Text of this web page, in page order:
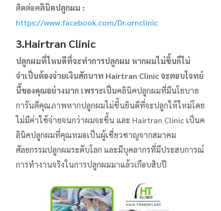
ติดต่อคลินิคปลูกผม :
https://www.facebook.com/Dr.ornclinic
3.Hairtran Clinic
ปลูกผมที่ไหนดีที่จะทำการปลูกผม หากผมไม่ขึ้นก็ไม่
จำเป็นต้องจ่ายเงินสักบาท Hairtran Clinic จะตอบโจทย์
นี้ของคุณอย่างมาก เพราะเป็นคลินิคปลูกผมที่มีนโยบาย
การันตีคุณภาพหากปลูกผมไม่ขึ้นยินดีที่จะปลูกให้ใหม่โดย
ไม่มีค่าใช้จ่ายจนกว่าผมจะขึ้น และ Hairtran Clinic เป็นค
ลินิคปลูกผมที่คุณหมอเป็นผู้เชี่ยวชาญจากสมาคม
ศัลยกรรมปลูกผมระดับโลก และมีบุคลากรที่มีประสบการณ์
การทำงานจริงในการปลูกผมมาแล้วเกือบสิบปี